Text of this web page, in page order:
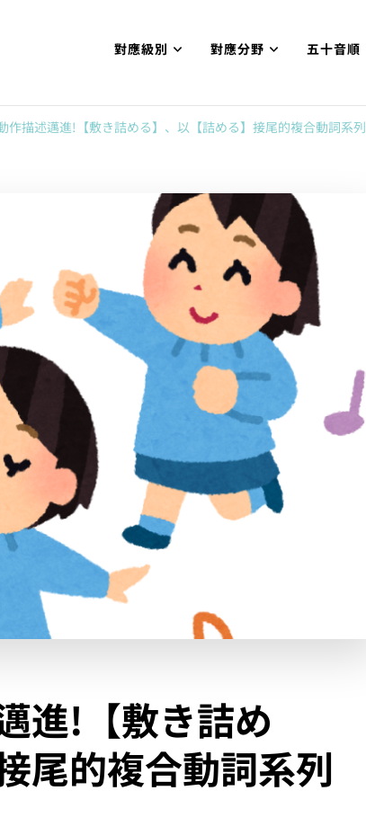
合格
對應級別 對應分野 五十音順
作描述邁進!【敷き詰める】、以【詰める】接尾的複合動詞系列
進!【敷き詰め
尾的複合動詞系列